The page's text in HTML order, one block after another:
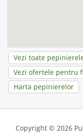
Vezi toate
Vezi ofertele pentru
Harta pepinierelor
Copyright © 2026